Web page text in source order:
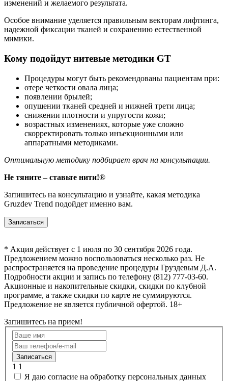
изменений и желаемого результата.
Особое внимание уделяется правильным векторам лифтинга,
надежной фиксации тканей и сохранению естественной
мимики.
Кому подойдут нитевые методики GT
Процедуры могут быть рекомендованы пациентам при:
отере четкости овала лица;
появлении брылей;
опущении тканей средней и нижней трети лица;
снижении плотности и упругости кожи;
возрастных изменениях, которые уже сложно
скорректировать только инъекционными или
аппаратными методиками.
Оптимальную методику подбирает врач на консультации.
Не тяните – ставьте нити!®
Запишитесь на консультацию и узнайте, какая методика
Gruzdev Trend подойдет именно вам.
Записаться
* Акция действует с 1 июля по 30 сентября 2026 года.
Предложением можно воспользоваться несколько раз. Не
распространяется на проведение процедуры Груздевым Д.А.
Подробности акции и запись по телефону (812) 777-03-60.
Акционные и накопительные скидки, скидки по клубной
программе, а также скидки по карте не суммируются.
Предложение не является публичной офертой. 18+
Запишитесь на прием!
Записаться
1 1